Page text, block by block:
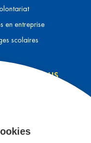
en entreprise
scolaires
NOUS
à un séjour